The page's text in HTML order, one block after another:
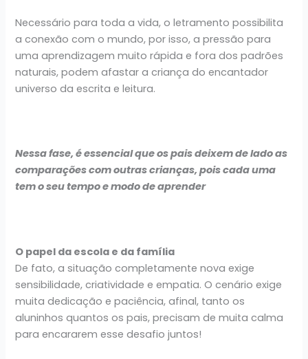
Necessário para toda a vida, o letramento possibilita
a conexão com o mundo, por isso, a pressão para
uma aprendizagem muito rápida e fora dos padrões
naturais, podem afastar a criança do encantador
universo da escrita e leitura.
Nessa fase, é essencial que os pais deixem de lado as
comparações com outras crianças, pois cada uma
tem o seu tempo e modo de aprender
O papel da escola e da família
De fato, a situação completamente nova exige
sensibilidade, criatividade e empatia. O cenário exige
muita dedicação e paciência, afinal, tanto os
aluninhos quantos os pais, precisam de muita calma
para encararem esse desafio juntos!